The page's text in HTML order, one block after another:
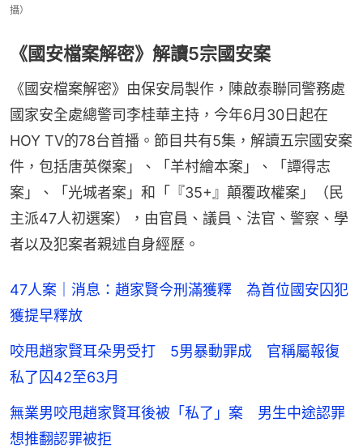
攝）
《國安檔案解密》解讀5宗國安案
《國安檔案解密》由保安局製作，陳啟泰聯同警務處
國家安全處總警司李桂華主持，今年6月30日起在
HOY TV的78台首播。節目共有5集，解讀五宗國安案
件，包括唐英傑案」、「羊村繪本案」、「譚得志
案」、「光城者案」和「『35+』顛覆政權案」（民
主派47人初選案），由官員、議員、法官、警察、學
者以及犯案者親述自身經歷。
47人案｜消息：趙家賢今刑滿獲釋 為首位國安囚犯
獲提早釋放
咬甩趙家賢耳朵男受打 5男暴動罪成 官稱屬報復
私了囚42至63月
無業男咬甩趙家賢耳後被「私了」案 男生中途認罪
想推翻認罪被拒